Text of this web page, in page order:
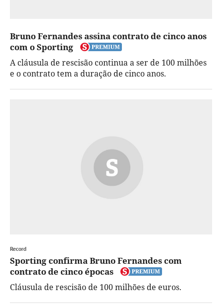
Bruno Fernandes assina contrato de cinco anos
com o Sporting
A cláusula de rescisão continua a ser de 100 milhões
e o contrato tem a duração de cinco anos.
Record
Sporting confirma Bruno Fernandes com
contrato de cinco épocas
Cláusula de rescisão de 100 milhões de euros.